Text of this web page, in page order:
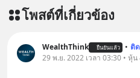
โพสต์ที่เกี่ยวข้อง
WealthThink ยืนยันแล้ว • ติ
29 พ.ย. 2022 เวลา 03:30 • หุ้น